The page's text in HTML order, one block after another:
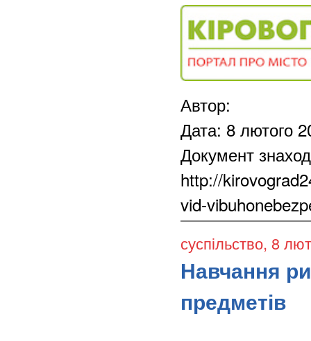
Автор:
Дата: 8 лютого
Документ
http://
vid-
суспільство, 8
Навчання
предметів